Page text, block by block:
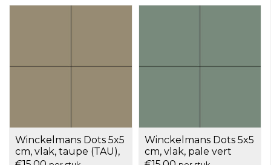
Winckelmans Dots 5x5
cm, vlak, taupe (TAU),
9 mm dik, doos a 25
Winckelmans Dots 5x5
cm, vlak, pale vert
(VEP), 9 mm dik, doos